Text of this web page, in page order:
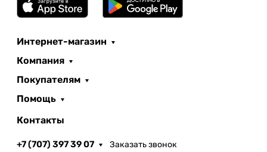
Интернет-магазин
Компания
Покупателям
Помощь
Контакты
+7 (707) 397 39 07 Заказать звонок